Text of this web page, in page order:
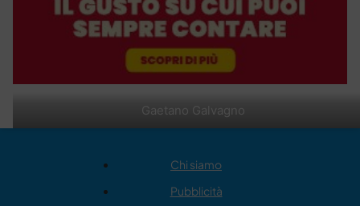
Gaetano Galvagno
Chi siamo
Pubblicità